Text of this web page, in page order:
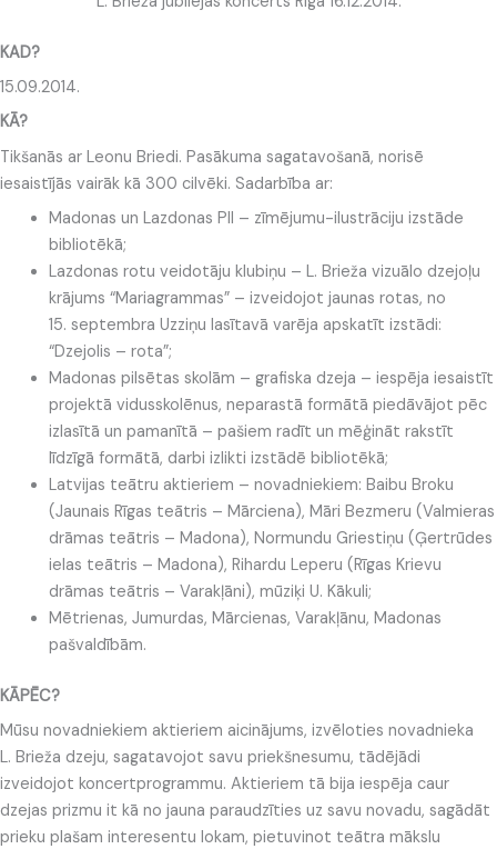
KAD?
15.09.2014.
KĀ?
Tikšanās ar Leonu Briedi. Pasākuma sagatavošanā, norisē
iesaistījās vairāk kā 300 cilvēki. Sadarbība ar:
Madonas un Lazdonas PII – zīmējumu-ilustrāciju izstāde
bibliotēkā;
Lazdonas rotu veidotāju klubiņu – L. Brieža vizuālo dzejoļu
krājums “Mariagrammas” – izveidojot jaunas rotas, no
15. septembra Uzziņu lasītavā varēja apskatīt izstādi:
“Dzejolis – rota”;
Madonas pilsētas skolām – grafiska dzeja – iespēja iesaistīt
projektā vidusskolēnus, neparastā formātā piedāvājot pēc
izlasītā un pamanītā – pašiem radīt un mēģināt rakstīt
līdzīgā formātā, darbi izlikti izstādē bibliotēkā;
Latvijas teātru aktieriem – novadniekiem: Baibu Broku
(Jaunais Rīgas teātris – Mārciena), Māri Bezmeru (Valmieras
drāmas teātris – Madona), Normundu Griestiņu (Ģertrūdes
ielas teātris – Madona), Rihardu Leperu (Rīgas Krievu
drāmas teātris – Varakļāni), mūziķi U. Kākuli;
Mētrienas, Jumurdas, Mārcienas, Varakļānu, Madonas
pašvaldībām.
KĀPĒC?
Mūsu novadniekiem aktieriem aicinājums, izvēloties novadnieka
L. Brieža dzeju, sagatavojot savu priekšnesumu, tādējādi
izveidojot koncertprogrammu. Aktieriem tā bija iespēja caur
dzejas prizmu it kā no jauna paraudzīties uz savu novadu, sagādāt
prieku plašam interesentu lokam, pietuvinot teātra mākslu